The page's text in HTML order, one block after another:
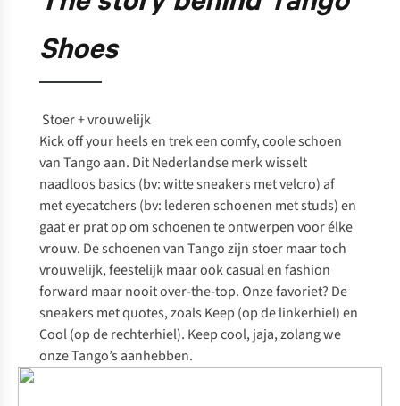
Shoes
Stoer + vrouwelijk
Kick off your heelsen trek eencomfy,coole schoen
van Tango aan. Dit Nederlandse merk wisselt
naadloos basics (bv: witte sneakers met velcro) af
meteyecatchers (bv: lederen schoenen metstuds) en
gaat er prat op om schoenen te ontwerpen voor élke
vrouw. De schoenen van Tango zijn stoer maar toch
vrouwelijk, feestelijk maar ook casual enfashion
forward maar nooitover-the-top. Onze favoriet? De
sneakers met quotes, zoals Keep (op de linkerhiel) en
Cool (op de rechterhiel). Keep cool, jaja, zolang we
onze Tango’s aanhebben.